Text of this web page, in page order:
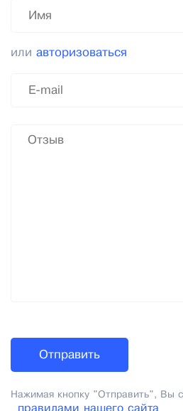
или авторизоваться
Нажимая кнопку "Отправить", Вы
правилами нашего сайта